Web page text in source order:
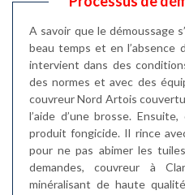
A savoir que le démoussage
beau temps et en l’absence
intervient dans des
des normes et avec des
couvreur Nord Artois
l’aide d’une brosse.
produit fongicide. Il rince
pour ne pas abimer les
demandes, couvreur à
minéralisant de haute